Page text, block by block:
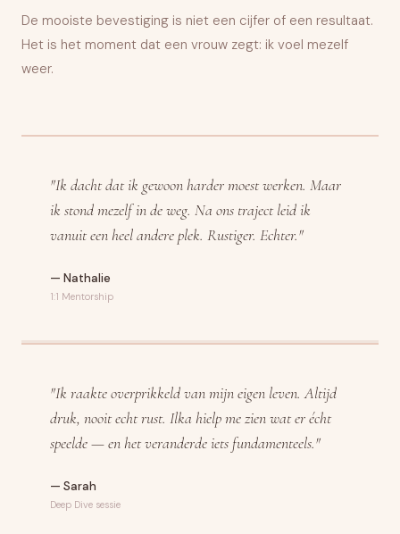
De mooiste bevestiging is niet een cijfer of een resultaat.
Het is het moment dat een vrouw zegt: ik voel mezelf
weer.
"Ik dacht dat ik gewoon harder moest werken. Maar
ik stond mezelf in de weg. Na ons traject leid ik
vanuit een heel andere plek. Rustiger. Echter."
— Nathalie
1:1 Mentorship
"Ik raakte overprikkeld van mijn eigen leven. Altijd
druk, nooit echt rust. Ilka hielp me zien wat er écht
speelde — en het veranderde iets fundamenteels."
— Sarah
Deep Dive sessie